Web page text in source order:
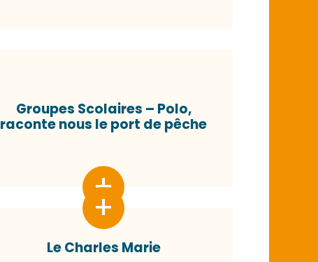
Groupes Scolaires – Polo,
raconte nous le port de pêche
Le Charles Marie